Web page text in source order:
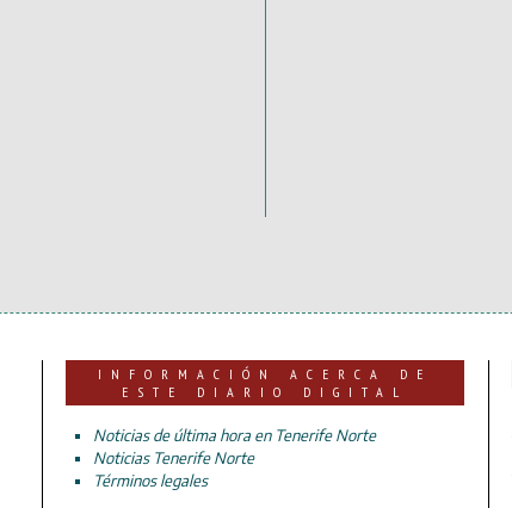
INFORMACIÓN ACERCA DE
ESTE DIARIO DIGITAL
Noticias de última hora en Tenerife Norte
Noticias Tenerife Norte
Términos legales